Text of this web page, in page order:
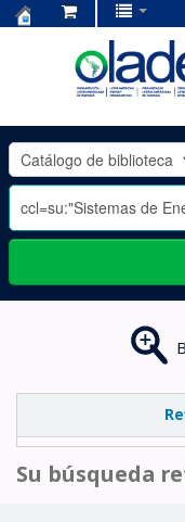
OLADE
-
Su búsqueda